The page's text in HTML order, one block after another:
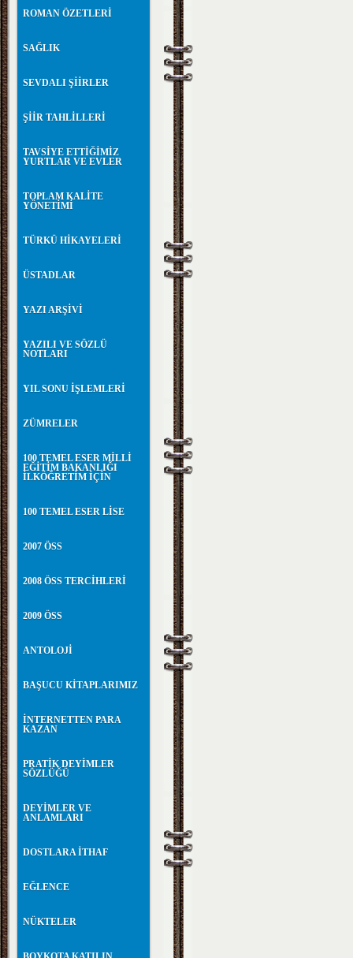
ROMAN ÖZETLERİ
SAĞLIK
SEVDALI ŞİİRLER
ŞİİR TAHLİLLERİ
TAVSİYE ETTİĞİMİZ
YURTLAR VE EVLER
TOPLAM KALİTE
YÖNETİMİ
TÜRKÜ HİKAYELERİ
ÜSTADLAR
YAZI ARŞİVİ
YAZILI VE SÖZLÜ
NOTLARI
YIL SONU İŞLEMLERİ
ZÜMRELER
100 TEMEL ESER MİLLİ
EĞİTİM BAKANLIĞI
İLKÖĞRETİM İÇİN
100 TEMEL ESER LİSE
2007 ÖSS
2008 ÖSS TERCİHLERİ
2009 ÖSS
ANTOLOJİ
BAŞUCU KİTAPLARIMIZ
İNTERNETTEN PARA
KAZAN
PRATİK DEYİMLER
SÖZLÜĞÜ
DEYİMLER VE
ANLAMLARI
DOSTLARA İTHAF
EĞLENCE
NÜKTELER